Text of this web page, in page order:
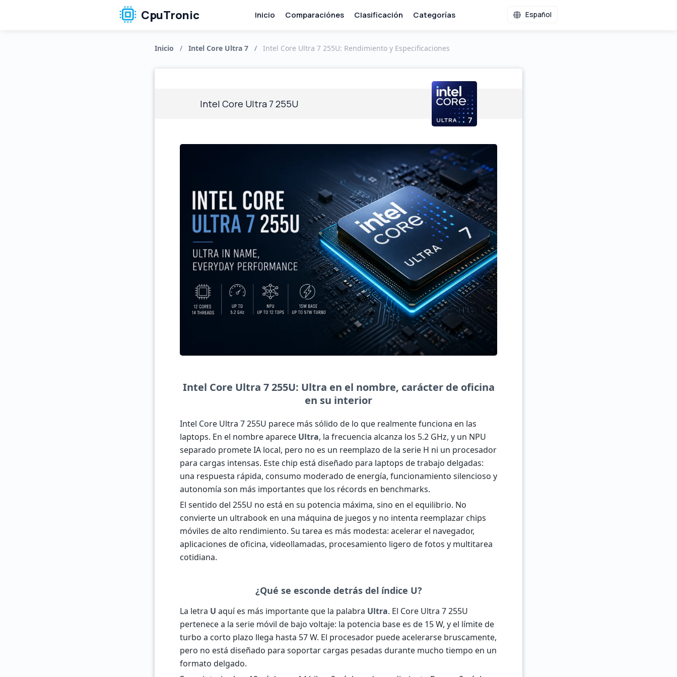
CpuTronic Inicio Comparaciónes Clasificación Categorías Español
Inicio / Intel Core Ultra 7 / Intel Core Ultra 7 255U: Rendimiento y Especificaciones
Intel Core Ultra 7 255U
Intel Core Ultra 7 255U: Ultra en el nombre, carácter de oficina
en su interior
Intel Core Ultra 7 255U parece más sólido de lo que realmente funciona en las
laptops. En el nombre aparece Ultra, la frecuencia alcanza los 5.2 GHz, y un NPU
separado promete IA local, pero no es un reemplazo de la serie H ni un procesador
para cargas intensas. Este chip está diseñado para laptops de trabajo delgadas:
una respuesta rápida, consumo moderado de energía, funcionamiento silencioso y
autonomía son más importantes que los récords en benchmarks.
El sentido del 255U no está en su potencia máxima, sino en el equilibrio. No
convierte un ultrabook en una máquina de juegos y no intenta reemplazar chips
móviles de alto rendimiento. Su tarea es más modesta: acelerar el navegador,
aplicaciones de oficina, videollamadas, procesamiento ligero de fotos y multitarea
cotidiana.
¿Qué se esconde detrás del índice U?
La letra U aquí es más importante que la palabra Ultra. El Core Ultra 7 255U
pertenece a la serie móvil de bajo voltaje: la potencia base es de 15 W, y el límite de
turbo a corto plazo llega hasta 57 W. El procesador puede acelerarse bruscamente,
pero no está diseñado para soportar cargas pesadas durante mucho tiempo en un
formato delgado.